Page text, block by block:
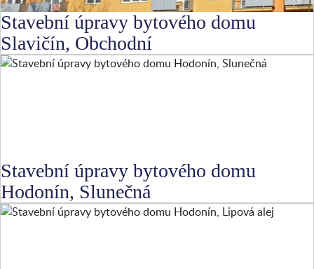
Stavební úpravy bytového domu
Slavičín, Obchodní
Stavební úpravy bytového domu
Hodonín, Slunečná